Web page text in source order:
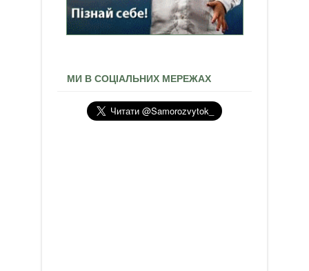
МИ В СОЦІАЛЬНИХ МЕРЕЖАХ